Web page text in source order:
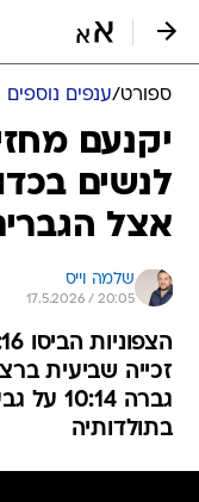
ספורט/ענפים נוספים
יקנעם
לנשים
אצל
שלמה וייס
17.5.2026 / 20:05
זכייה שביעית
גברה
בתולדותיה